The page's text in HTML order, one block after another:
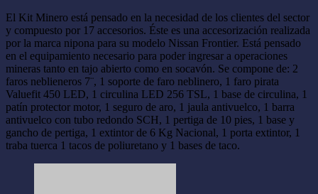
El Kit Minero está pensado en la necesidad de los clientes del sector
y compuesto por 17 accesorios. Éste es una accesorización realizada
por la marca nipona para su modelo Nissan Frontier. Está pensado
en el equipamiento necesario para poder ingresar a operaciones
mineras tanto en tajo abierto como en socavón. Se compone de: 2
faros neblieneros 7¨, 1 soporte de faro neblinero, 1 faro pirata
Valuefit 450 LED, 1 circulina LED 256 TSL, 1 base de circulina, 1
patín protector motor, 1 seguro de aro, 1 jaula antivuelco, 1 barra
antivuelco con tubo redondo SCH, 1 pertiga de 10 pies, 1 base y
gancho de pertiga, 1 extintor de 6 Kg Nacional, 1 porta extintor, 1
traba tuerca 1 tacos de poliuretano y 1 bases de taco.